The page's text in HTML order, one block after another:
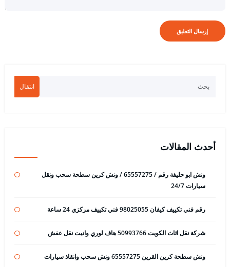
انتقال
أحدث المقالات
ونش ابو حليفة رقم / 65557275 / ونش كرين سطحة سحب ونقل
سيارات 24/7
رقم فني تكييف كيفان 98025055 فني تكييف مركزي 24 ساعة
شركة نقل اثاث الكويت 50993766 هاف لوري وانيت نقل عفش
ونش سطحة كرين القرين 65557275 ونش سحب وانقاذ سيارات